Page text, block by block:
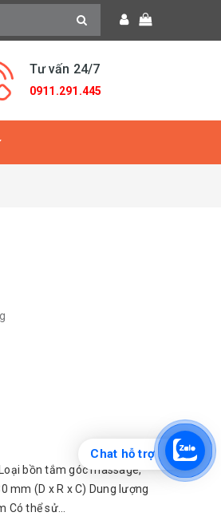
Tư vấn 24/7
0911.291.445
bồn tắm góc massage,
mm (D x R x C) Dung lượng
thể sử...
Chat hỗ trợ